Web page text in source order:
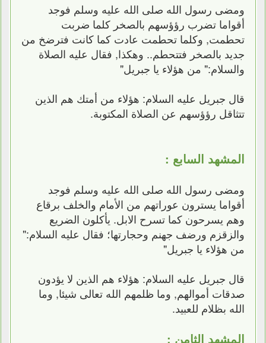
ومضى رسول الله صلى الله عليه وسلم فوجد
أقواما تضرب رؤؤسهم بالصخر كلما ضربت
تحطمت, وكلما تحطمت عادت كما كانت فترضخ من
جديد بالصخر فتتحطم.. وهكذا, فقال عليه الصلاة
والسلام:" من هؤلاء يا جبريل"
قال جبريل عليه السلام: هؤلاء من أمتك هم الذين
تتثاقل رؤؤسهم عن الصلاة المكتوبة.
المشهد السابع :
ومضى رسول الله صلى الله عليه وسلم فوجد
أقواما يسترون عوراتهم من الأمام والخلف برقاع
وهم يسرحون كما تسرح الابل. يأكلون الضريع
والزقزم ورضف جهنم وحجارتها؛ فقال عليه السلام:"
من هؤلاء يا جبريل"
قال جبريل عليه السلام: هؤلاء هم الذين لا يؤدون
صدقات أموالهم, وما ظلمهم الله تعالى شيئا, وما
الله بظلام للعبيد.
المشهد الثامن :